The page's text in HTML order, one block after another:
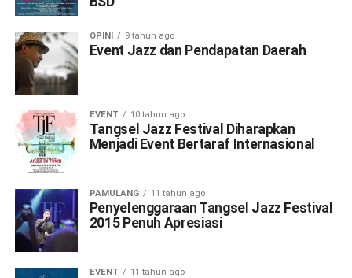
OPINI 9 tahun ago
Event Jazz dan Pendapatan Daerah
EVENT 10 tahun ago
Tangsel Jazz Festival Diharapkan
Menjadi Event Bertaraf Internasional
PAMULANG 11 tahun ago
Penyelenggaraan Tangsel Jazz Festival
2015 Penuh Apresiasi
EVENT 11 tahun ago